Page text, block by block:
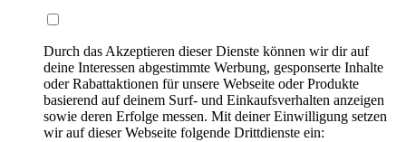
Durch das Akzeptieren dieser Dienste können wir dir auf
deine Interessen abgestimmte Werbung, gesponserte Inhalte
oder Rabattaktionen für unsere Webseite oder Produkte
basierend auf deinem Surf- und Einkaufsverhalten anzeigen
sowie deren Erfolge messen. Mit deiner Einwilligung setzen
wir auf dieser Webseite folgende Drittdienste ein: